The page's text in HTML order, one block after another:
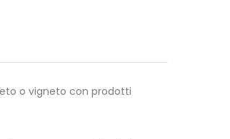
o vigneto con prodotti